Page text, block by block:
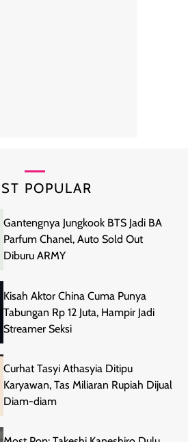
POPULAR
Gantengnya Jungkook BTS Jadi BA
Parfum Chanel, Auto Sold Out
Diburu ARMY
Kisah Aktor China Cuma Punya
Tabungan Rp 12 Juta, Hampir Jadi
Streamer Seksi
Curhat Tasyi Athasyia Ditipu
Karyawan, Tas Miliaran Rupiah Dijual
Diam-diam